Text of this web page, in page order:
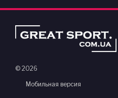
© 2026
Мобильная версия